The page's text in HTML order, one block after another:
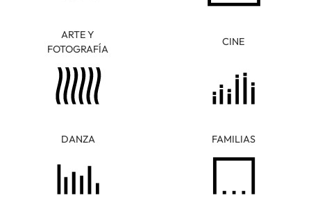
ARTE Y
FOTOGRAFÍA
CINE
DANZA FAMILIAS